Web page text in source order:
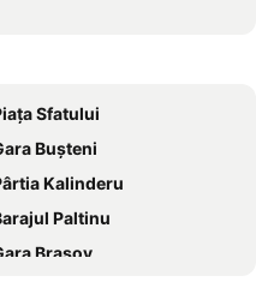
Marcela
Regina
Regal 1880
Atra Doftana
Casa Cristina
Sfatului
Buşteni
Kalinderu
Paltinu
Brașov